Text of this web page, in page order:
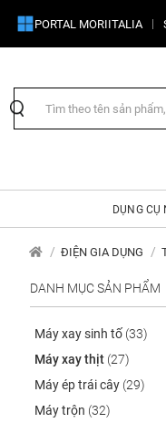
PORTAL MORIITALIA
DỤNG CỤ
ĐIỆN GIA DỤNG
DANH MỤC SẢN PHẨM
Máy xay sinh tố (33)
Máy xay thịt (27)
Máy ép trái cây (29)
Máy trộn (32)